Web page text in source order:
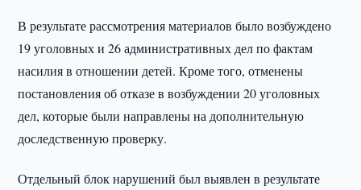
В результате рассмотрения материалов было возбуждено
19 уголовных и 26 административных дел по фактам
насилия в отношении детей. Кроме того, отменены
постановления об отказе в возбуждении 20 уголовных
дел, которые были направлены на дополнительную
доследственную проверку.
Отдельный блок нарушений был выявлен в результате